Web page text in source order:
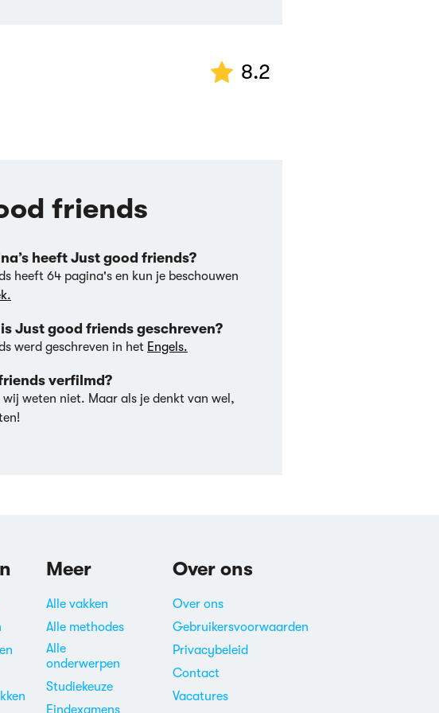
8.2
friends
heeft Just good friends?
heeft 64 pagina's en kun je beschouwen
Just good friends geschreven?
werd geschreven in het Engels.
verfilmd?
wij weten niet. Maar als je denkt van wel,
Meer
Alle vakken
Alle methodes
Alle
onderwerpen
Studiekeuze
Eindexamens
Over ons
Over ons
Gebruikersvoorwaarden
Privacybeleid
Contact
Vacatures